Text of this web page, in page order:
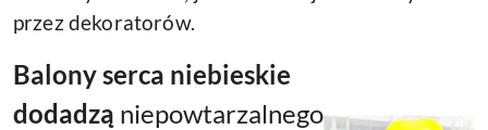
przez dekoratorów.
Balony serca niebieskie
dodadzą niepowtarzalnego